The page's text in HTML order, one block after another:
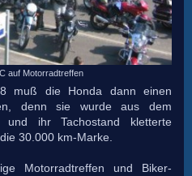
auf Motorradtreffen
muß die Honda dann einen
denn sie wurde aus dem
und ihr Tachostand kletterte
30.000 km-Marke.
Motorradtreffen und Biker-